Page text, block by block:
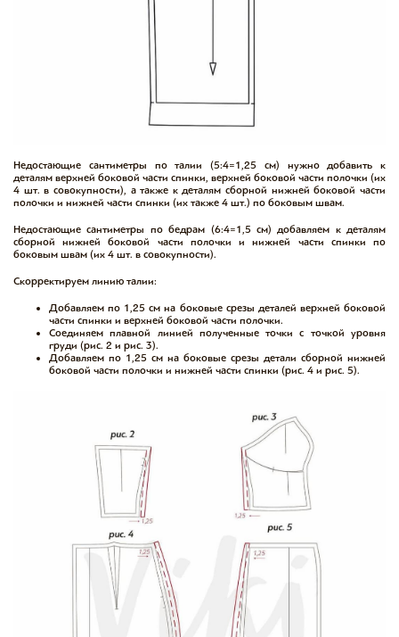
Недостающие сантиметры по талии (5:4=1,25 см) нужно добавить к
деталям верхней боковой части спинки, верхней боковой части полочки (их
4 шт. в совокупности), а также к деталям сборной нижней боковой части
полочки и нижней части спинки (их также 4 шт.) по боковым швам.
Недостающие сантиметры по бедрам (6:4=1,5 см) добавляем к деталям
сборной нижней боковой части полочки и нижней части спинки по
боковым швам (их 4 шт. в совокупности).
Скорректируем линию талии:
Добавляем по 1,25 см на боковые срезы деталей верхней боковой
части спинки и верхней боковой части полочки.
Соединяем плавной линией полученные точки с точкой уровня
груди (рис. 2 и рис. 3).
Добавляем по 1,25 см на боковые срезы детали сборной нижней
боковой части полочки и нижней части спинки (рис. 4 и рис. 5).